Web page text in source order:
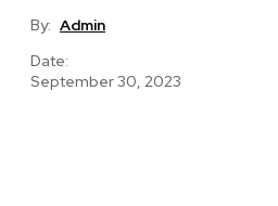
By: Admin
Date:
September 30, 2023